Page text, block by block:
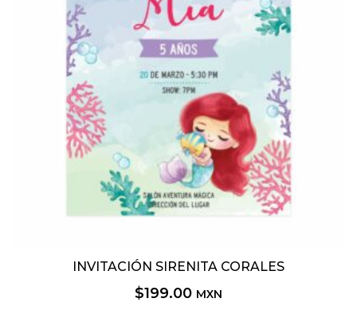
INVITACIÓN SIRENITA CORALES
$199.00 MXN